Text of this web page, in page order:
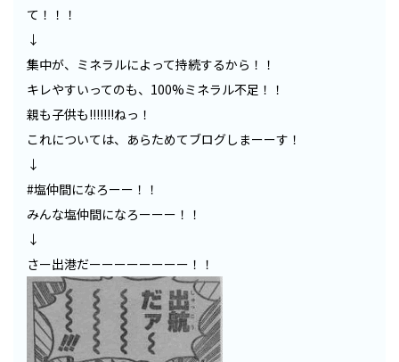
て！！！
↓
集中が、ミネラルによって持続するから！！
キレやすいってのも、100%ミネラル不足！！
親も子供も!!!!!!!ねっ！
これについては、あらためてブログしまーーす！
↓
#塩仲間になろーー！！
みんな塩仲間になろーーー！！
↓
さー出港だーーーーーーーー！！